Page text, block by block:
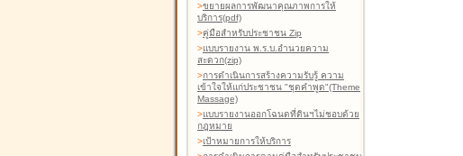
>ขยายผลการพัฒนาคุณภาพการให้
บริการ(pdf)
>คู่มือสำหรับประชาชน Zip
>แบบรายงาน พ.ร.บ.อำนวยความ
สะดวก(zip)
>การดำเนินการสร้างความรับรู้ ความ
เข้าใจให้แก่ประชาชน "ชุดคำพูด"(Theme
Massage)
>แบบรายงานออกโฉนดที่ดินฯไม่ชอบด้วย
กฎหมาย
>เป้าหมายการให้บริการ